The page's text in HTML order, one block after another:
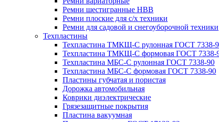
Ремни шестигранные HBB
Ремни плоские для с/х техники
Ремни для садовой и снегоуборочной техники
Техпластины
Техпластина ТМКЩ-С рулонная ГОСТ 7338-
Техпластина ТМКЩ-С формовая ГОСТ 7338-
Техпластина МБС-С рулонная ГОСТ 7338-90
Техпластина МБС-С формовая ГОСТ 7338-90
Пластины губчатая и пористая
Дорожка автомобильная
Коврики диэлектрические
Грязезащитные покрытия
Пластина вакуумная